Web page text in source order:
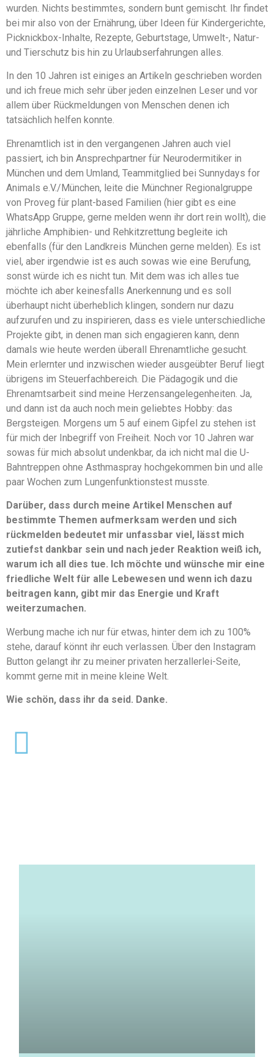
wurden. Nichts bestimmtes, sondern bunt gemischt. Ihr findet
bei mir also von der Ernährung, über Ideen für Kindergerichte,
Picknickbox-Inhalte, Rezepte, Geburtstage, Umwelt-, Natur-
und Tierschutz bis hin zu Urlaubserfahrungen alles.
In den 10 Jahren ist einiges an Artikeln geschrieben worden
und ich freue mich sehr über jeden einzelnen Leser und vor
allem über Rückmeldungen von Menschen denen ich
tatsächlich helfen konnte.
Ehrenamtlich ist in den vergangenen Jahren auch viel
passiert, ich bin Ansprechpartner für Neurodermitiker in
München und dem Umland, Teammitglied bei Sunnydays for
Animals e.V./München, leite die Münchner Regionalgruppe
von Proveg für plant-based Familien (hier gibt es eine
WhatsApp Gruppe, gerne melden wenn ihr dort rein wollt), die
jährliche Amphibien- und Rehkitzrettung begleite ich
ebenfalls (für den Landkreis München gerne melden). Es ist
viel, aber irgendwie ist es auch sowas wie eine Berufung,
sonst würde ich es nicht tun. Mit dem was ich alles tue
möchte ich aber keinesfalls Anerkennung und es soll
überhaupt nicht überheblich klingen, sondern nur dazu
aufzurufen und zu inspirieren, dass es viele unterschiedliche
Projekte gibt, in denen man sich engagieren kann, denn
damals wie heute werden überall Ehrenamtliche gesucht.
Mein erlernter und inzwischen wieder ausgeübter Beruf liegt
übrigens im Steuerfachbereich. Die Pädagogik und die
Ehrenamtsarbeit sind meine Herzensangelegenheiten. Ja,
und dann ist da auch noch mein geliebtes Hobby: das
Bergsteigen. Morgens um 5 auf einem Gipfel zu stehen ist
für mich der Inbegriff von Freiheit. Noch vor 10 Jahren war
sowas für mich absolut undenkbar, da ich nicht mal die U-
Bahntreppen ohne Asthmaspray hochgekommen bin und alle
paar Wochen zum Lungenfunktionstest musste.
Darüber, dass durch meine Artikel Menschen auf
bestimmte Themen aufmerksam werden und sich
rückmelden bedeutet mir unfassbar viel, lässt mich
zutiefst dankbar sein und nach jeder Reaktion weiß ich,
warum ich all dies tue. Ich möchte und wünsche mir eine
friedliche Welt für alle Lebewesen und wenn ich dazu
beitragen kann, gibt mir das Energie und Kraft
weiterzumachen.
Werbung mache ich nur für etwas, hinter dem ich zu 100%
stehe, darauf könnt ihr euch verlassen. Über den Instagram
Button gelangt ihr zu meiner privaten herzallerlei-Seite,
kommt gerne mit in meine kleine Welt.
Wie schön, dass ihr da seid. Danke.